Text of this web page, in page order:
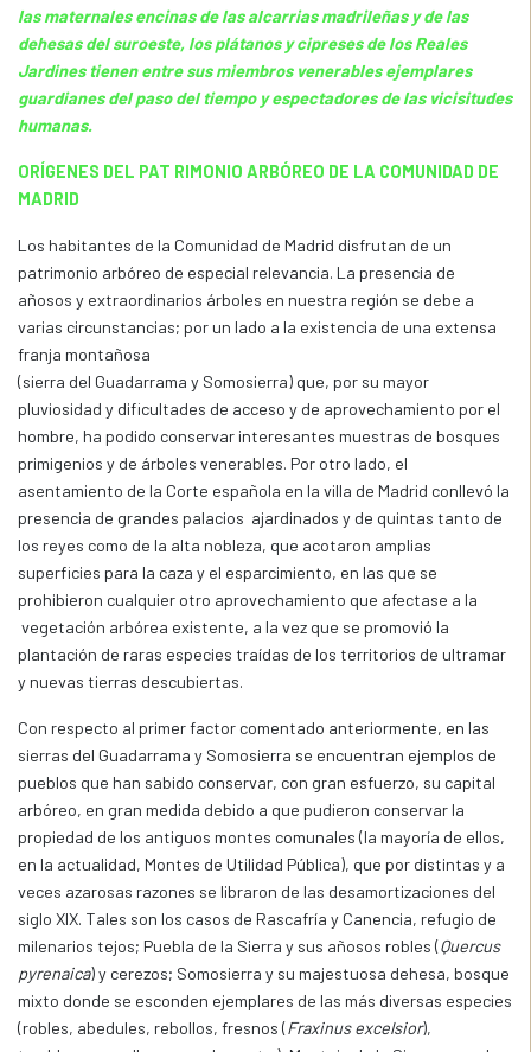
las maternales encinas de las alcarrias madrileñas y de las
dehesas del suroeste, los plátanos y cipreses de los Reales
Jardines tienen entre sus miembros venerables ejemplares
guardianes del paso del tiempo y espectadores de las vicisitudes
humanas.
ORÍGENES DEL PAT RIMONIO ARBÓREO DE LA COMUNIDAD DE
MADRID
Los habitantes de la Comunidad de Madrid disfrutan de un
patrimonio arbóreo de especial relevancia. La presencia de
añosos y extraordinarios árboles en nuestra región se debe a
varias circunstancias; por un lado a la existencia de una extensa
franja montañosa
(sierra del Guadarrama y Somosierra) que, por su mayor
pluviosidad y dificultades de acceso y de aprovechamiento por el
hombre, ha podido conservar interesantes muestras de bosques
primigenios y de árboles venerables. Por otro lado, el
asentamiento de la Corte española en la villa de Madrid conllevó la
presencia de grandes palacios ajardinados y de quintas tanto de
los reyes como de la alta nobleza, que acotaron amplias
superficies para la caza y el esparcimiento, en las que se
prohibieron cualquier otro aprovechamiento que afectase a la
vegetación arbórea existente, a la vez que se promovió la
plantación de raras especies traídas de los territorios de ultramar
y nuevas tierras descubiertas.
Con respecto al primer factor comentado anteriormente, en las
sierras del Guadarrama y Somosierra se encuentran ejemplos de
pueblos que han sabido conservar, con gran esfuerzo, su capital
arbóreo, en gran medida debido a que pudieron conservar la
propiedad de los antiguos montes comunales (la mayoría de ellos,
en la actualidad, Montes de Utilidad Pública), que por distintas y a
veces azarosas razones se libraron de las desamortizaciones del
siglo XIX. Tales son los casos de Rascafría y Canencia, refugio de
milenarios tejos; Puebla de la Sierra y sus añosos robles (Quercus
pyrenaica) y cerezos; Somosierra y su majestuosa dehesa, bosque
mixto donde se esconden ejemplares de las más diversas especies
(robles, abedules, rebollos, fresnos (Fraxinus excelsior),